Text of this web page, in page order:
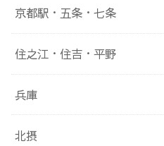
京都駅・五条・七条
住之江・住吉・平野
兵庫
北摂